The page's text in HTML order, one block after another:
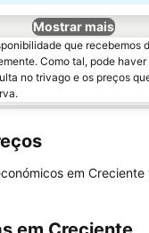
Mostrar mais
que recebemos
Como tal, pode
no trivago e os preços
em Creciente